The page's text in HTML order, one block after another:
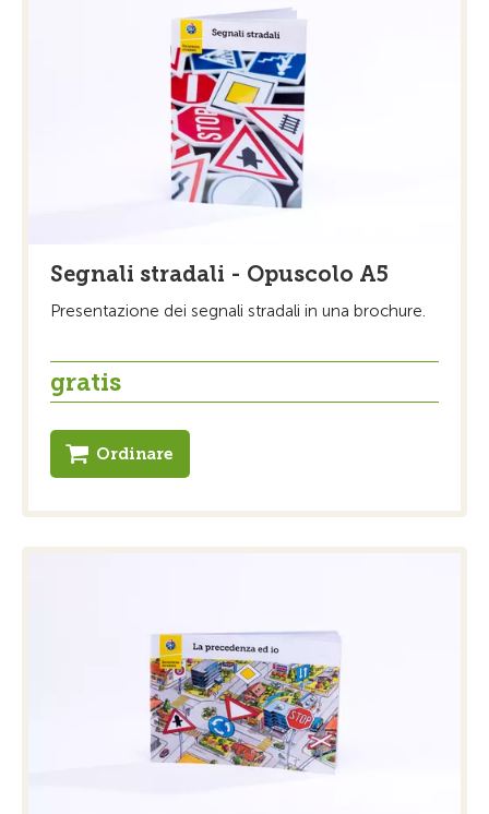
Segnali stradali - Opuscolo A5
Presentazione dei segnali stradali in una brochure.
gratis
Ordinare